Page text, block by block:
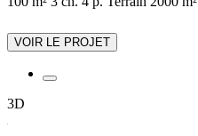
VOIR LE PROJET
3D